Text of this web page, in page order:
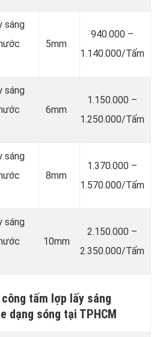
sáng
5mm
940.000 –
1.140.000/Tấm
sáng
6mm
1.150.000 –
1.250.000/Tấm
sáng
8mm
1.370.000 –
1.570.000/Tấm
sáng
10mm
2.150.000 –
2.350.000/Tấm
tấm lợp lấy sáng
dạng sóng tại TPHCM